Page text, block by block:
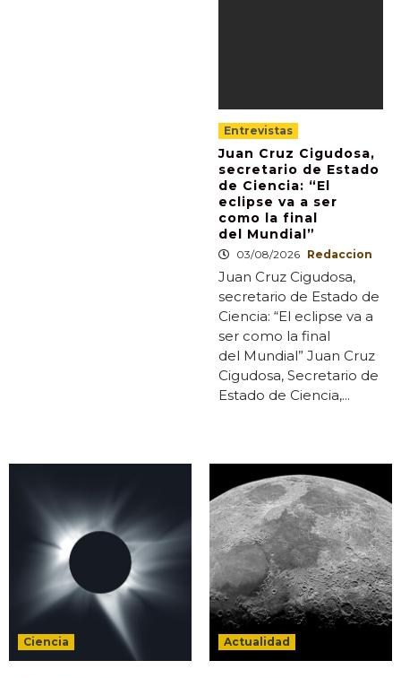
Entrevistas
Juan Cruz Cigudosa,
secretario de Estado
de Ciencia: “El
eclipse va a ser
como la final
del Mundial”
03/08/2026 Redaccion
Juan Cruz Cigudosa,
secretario de Estado de
Ciencia: “El eclipse va a
ser como la final
del Mundial” Juan Cruz
Cigudosa, Secretario de
Estado de Ciencia,...
Ciencia Actualidad